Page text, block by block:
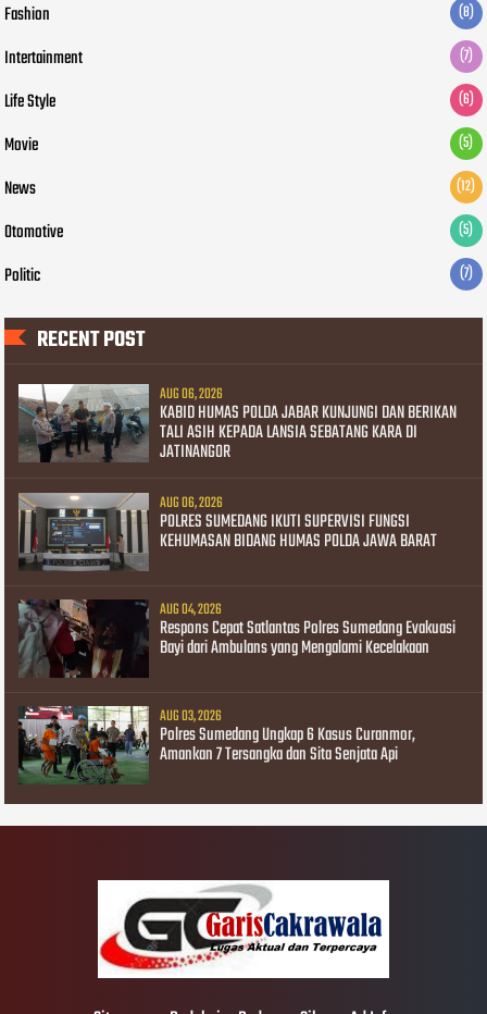
Fashion (8)
Intertainment (7)
Life Style (6)
Movie (5)
News (12)
Otomotive (5)
Politic (7)
RECENT POST
AUG 06, 2026
KABID HUMAS POLDA JABAR KUNJUNGI DAN BERIKAN
TALI ASIH KEPADA LANSIA SEBATANG KARA DI
JATINANGOR
AUG 06, 2026
POLRES SUMEDANG IKUTI SUPERVISI FUNGSI
KEHUMASAN BIDANG HUMAS POLDA JAWA BARAT
AUG 04, 2026
Respons Cepat Satlantas Polres Sumedang Evakuasi
Bayi dari Ambulans yang Mengalami Kecelakaan
AUG 03, 2026
Polres Sumedang Ungkap 6 Kasus Curanmor,
Amankan 7 Tersangka dan Sita Senjata Api